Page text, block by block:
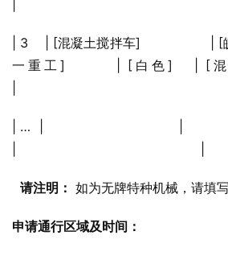
| 3    | [混凝土搅拌车]                 |
一重工]       | [白色]   | [混
| …  |                                |
请注明： 如为无牌特种机械，请填写
申请通行区域及时间：